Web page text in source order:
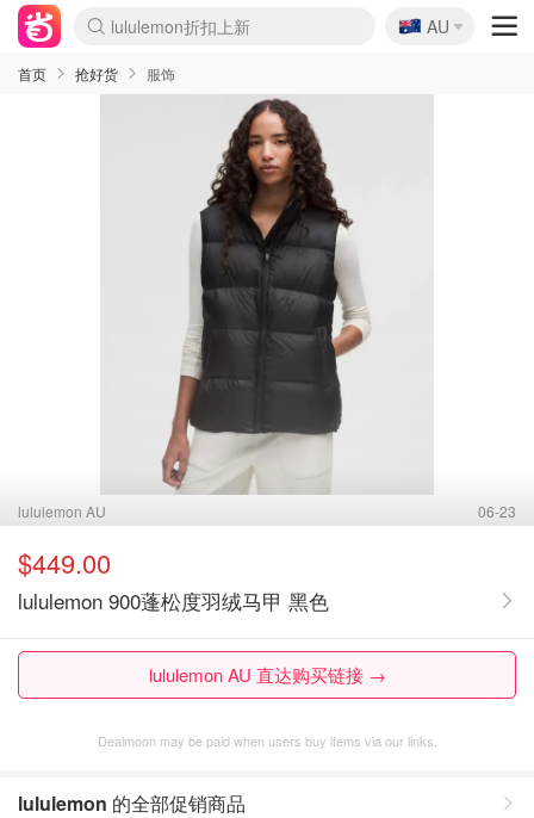
lululemon折扣上新
SSENSE年中2.5折
FreshBeauty好价汇总
Cettire降价+叠9折
WWS Coles超市实拍
viagogo二手票捡漏
Myer超级周末
The Outnet奢牌1折起
David Jones 3折起
Flannels大牌1折
Perfumes Club护肤1折
AMIRO面罩$251
Amazon折扣汇总
eToro入金$200送$50
Amazon数码好物
ICONIC本周7.5折
ThedoubleF高奢地板价
Moose Knuckles 6折
丝芙兰5折起
EUFY摄像头$98
Selenichast首饰2折
Trip机票酒店促销
YSL送5件彩妆礼
Amazon家居好物
Amazon美妆护肤
雅漾大喷$8
过敏原检测盒$33
伊索独家赠50ml沐浴露
科颜氏高保湿面霜$29
SEALIFE海洋馆门票6折
丝塔芙大白罐$16
订阅Newsletter送香薰
Cult Beauty 6.8折
Harrods圣诞日历$525
LN-CC奢牌私促3折
d'Alba空姐喷雾$16
EVE LOM套装£56
Bernardelli独家4折
Adore Beauty 6折起
CT圣诞日历
Mytheresa奢品2.7折
Luxury Escapes 9折
Currentbody美容仪$881
MOON Garden Live
Roborock扫地机$649
Tingo Life水杯$24
Valentino官网5折
CR洗护套装$23
修丽可4件套$159
Myer彩妆2件7折
GANNI官网4.5折
Stylevana韩妆4折
Tessabit高奢8.5折
OGX洗发水$11
Amazon阿德莱德次日达
卡诗8.5折+赠礼
Philips Hue灯具8折
🇦🇺
AU
首页 抢好货 服饰
lululemon AU 06-23
$449.00
lululemon 900蓬松度羽绒马甲 黑色
lululemon AU 直达购买链接 →
Dealmoon may be paid when users buy items via our links.
lululemon 的全部促销商品